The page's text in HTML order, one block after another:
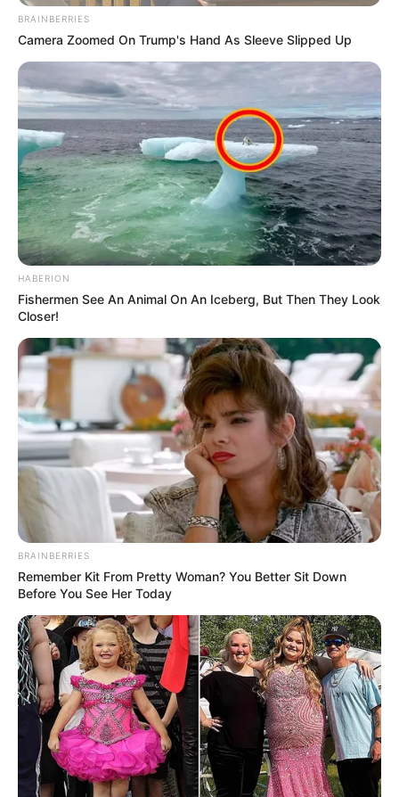
BRAINBERRIES
Camera Zoomed On Trump's Hand As Sleeve Slipped Up
HABERION
Fishermen See An Animal On An Iceberg, But Then They Look
Closer!
BRAINBERRIES
Remember Kit From Pretty Woman? You Better Sit Down
Before You See Her Today